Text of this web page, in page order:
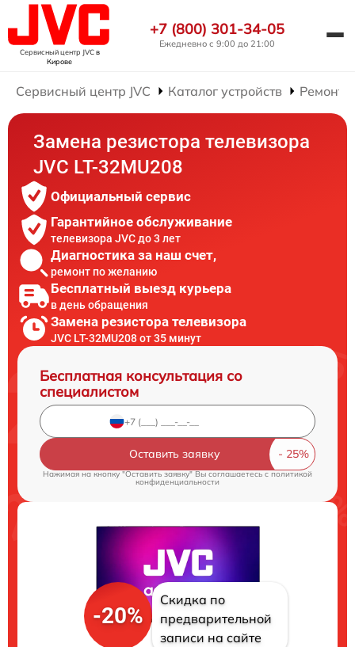
Сервисный центр JVCв
Кирове
+7 (800) 301-34-05
Ежедневно с 9:00 до 21:00
Сервисный центр JVC Каталог устройств Ремонт
Замена резистора телевизора
JVC LT-32MU208
Официальный сервис
Гарантийное обслуживание
телевизора JVC до 3 лет
Диагностика за наш счет,
ремонт по желанию
Бесплатный выезд курьера
в день обращения
Замена резистора телевизора
JVC LT-32MU208 от 35 минут
Бесплатная консультация со
специалистом
Оставить заявку
Нажимая на кнопку "Оставить заявку" Вы соглашаетесь cполитикой
конфиденциальности
-20%
Скидка по
предварительной
записи на сайте